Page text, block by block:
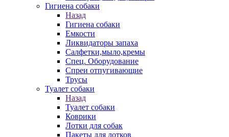
Гигиена собаки
Назад
Гигиена собаки
Емкости
Ликвидаторы запаха
Салфетки,мыло,кремы
Спец. Оборудование
Спреи отпугивающие
Трусы
Туалет собаки
Назад
Туалет собаки
Коврики
Лотки для собак
Пакеты для лотков